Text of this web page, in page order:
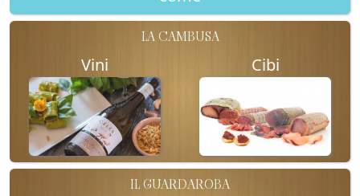
LA CAMBUSA
Vini Cibi
IL GUARDAROBA